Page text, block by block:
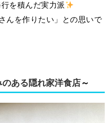
を積んだ実力派
んを作りたい」との思いで
ある隠れ家洋食店～